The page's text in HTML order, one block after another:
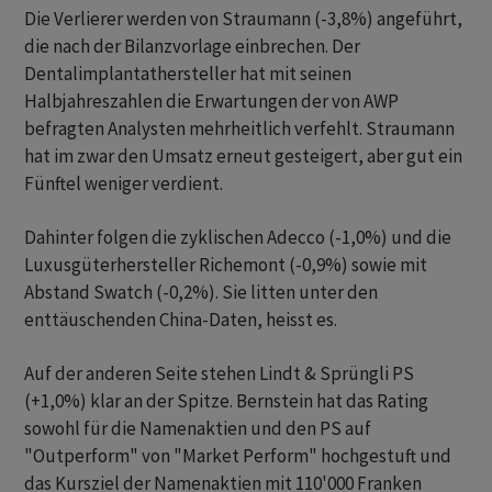
Die Verlierer werden von Straumann (-3,8%) angeführt,
die nach der Bilanzvorlage einbrechen. Der
Dentalimplantathersteller hat mit seinen
Halbjahreszahlen die Erwartungen der von AWP
befragten Analysten mehrheitlich verfehlt. Straumann
hat im zwar den Umsatz erneut gesteigert, aber gut ein
Fünftel weniger verdient.
Dahinter folgen die zyklischen Adecco (-1,0%) und die
Luxusgüterhersteller Richemont (-0,9%) sowie mit
Abstand Swatch (-0,2%). Sie litten unter den
enttäuschenden China-Daten, heisst es.
Auf der anderen Seite stehen Lindt & Sprüngli PS
(+1,0%) klar an der Spitze. Bernstein hat das Rating
sowohl für die Namenaktien und den PS auf
"Outperform" von "Market Perform" hochgestuft und
das Kursziel der Namenaktien mit 110'000 Franken